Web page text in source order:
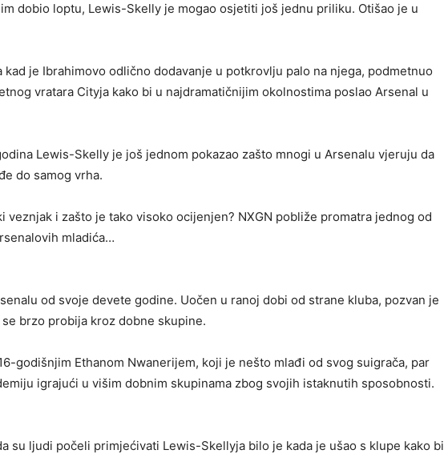
dobio loptu, Lewis-Skelly je mogao osjetiti još jednu priliku. Otišao je u
kad je Ibrahimovo odlično dodavanje u potkrovlju palo na njega, podmetnuo
vratara Cityja kako bi u najdramatičnijim okolnostima poslao Arsenal u
Lewis-Skelly je još jednom pokazao zašto mnogi u Arsenalu vjeruju da
do samog vrha.
veznjak i zašto je tako visoko ocijenjen? NXGN pobliže promatra jednog od
mladića…
od svoje devete godine. Uočen u ranoj dobi od strane kluba, pozvan je
se brzo probija kroz dobne skupine.
godišnjim Ethanom Nwanerijem, koji je nešto mlađi od svog suigrača, par
igrajući u višim dobnim skupinama zbog svojih istaknutih sposobnosti.
su ljudi počeli primjećivati Lewis-Skellyja bilo je kada je ušao s klupe kako bi